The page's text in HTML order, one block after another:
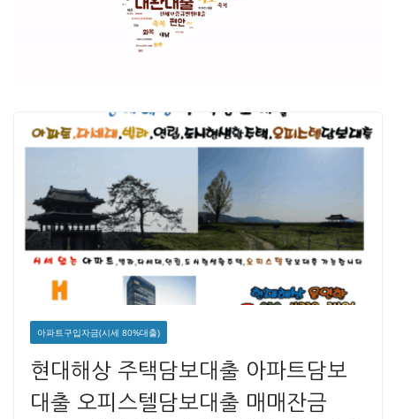
아파트구입자금(시세 80%대출)
현대해상 주택담보대출 아파트담보
대출 오피스텔담보대출 매매잔금